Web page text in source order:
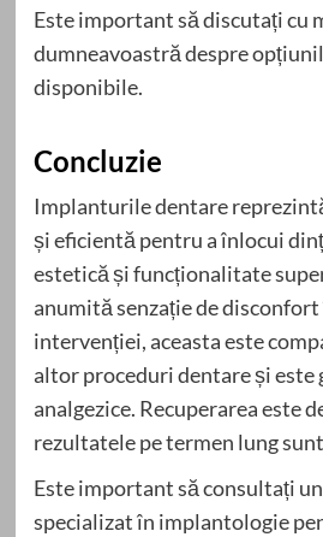
Este important să discutați cu
dumneavoastră despre
disponibile.
Concluzie
Implanturile dentare
și eficientă pentru a înlocui
estetică și funcționalitate
anumită senzație de
intervenției, aceasta este
altor proceduri dentare și este
analgezice. Recuperarea este
rezultatele pe termen lung
Este important să consultați
specializat în implantologie